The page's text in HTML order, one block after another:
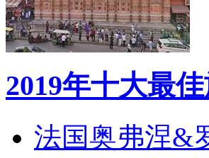
2019年十大最
法国奥弗涅&